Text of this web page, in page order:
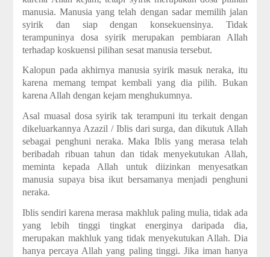
manusia. Manusia yang telah dengan sadar memilih jalan
syirik dan siap dengan konsekuensinya. Tidak
terampuninya dosa syirik merupakan pembiaran Allah
terhadap koskuensi pilihan sesat manusia tersebut.
Kalopun pada akhirnya manusia syirik masuk neraka, itu
karena memang tempat kembali yang dia pilih. Bukan
karena Allah dengan kejam menghukumnya.
Asal muasal dosa syirik tak terampuni itu terkait dengan
dikeluarkannya Azazil / Iblis dari surga, dan dikutuk Allah
sebagai penghuni neraka. Maka Iblis yang merasa telah
beribadah ribuan tahun dan tidak menyekutukan Allah,
meminta kepada Allah untuk diizinkan menyesatkan
manusia supaya bisa ikut bersamanya menjadi penghuni
neraka.
Iblis sendiri karena merasa makhluk paling mulia, tidak ada
yang lebih tinggi tingkat energinya daripada dia,
merupakan makhluk yang tidak menyekutukan Allah. Dia
hanya percaya Allah yang paling tinggi. Jika iman hanya